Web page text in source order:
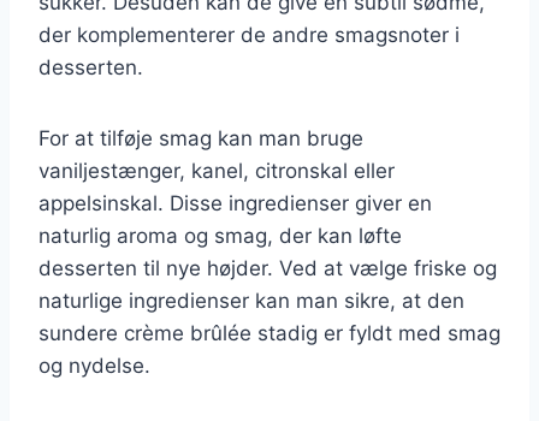
der komplementerer de andre smagsnoter i
desserten.
For at tilføje smag kan man bruge
vaniljestænger, kanel, citronskal eller
appelsinskal. Disse ingredienser giver en
naturlig aroma og smag, der kan løfte
desserten til nye højder. Ved at vælge friske og
naturlige ingredienser kan man sikre, at den
sundere crème brûlée stadig er fyldt med smag
og nydelse.